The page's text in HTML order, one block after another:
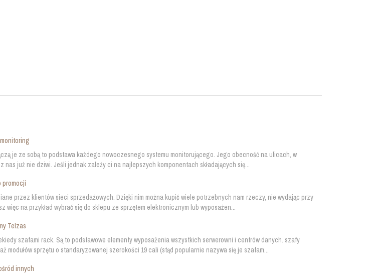
je ze sobą to podstawa każdego nowoczesnego systemu monitorującego. Jego obecność na ulicach, w
nas już nie dziwi. Jeśli jednak zależy ci na najlepszych komponentach składających się...
promocji
przez klientów sieci sprzedażowych. Dzięki nim można kupić wiele potrzebnych nam rzeczy, nie wydając przy
więc na przykład wybrać się do sklepu ze sprzętem elektronicznym lub wyposażen...
Telzas
szafami rack. Są to podstawowe elementy wyposażenia wszystkich serwerowni i centrów danych. szafy
modułów sprzętu o standaryzowanej szerokości 19 cali (stąd popularnie nazywa się je szafam...
innych